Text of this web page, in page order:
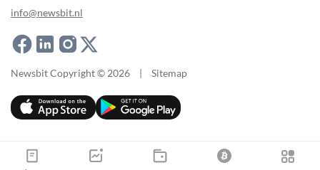
info@newsbit.nl
Newsbit Copyright © 2026 | Sitemap